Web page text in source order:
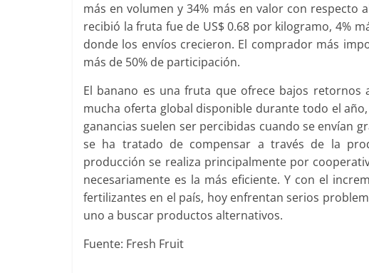
más en volumen y 34% más en valor con
recibió la fruta fue de US$ 0.68 por kilogramo, 4%
donde los envíos crecieron. El comprador más
más de 50% de participación.
El banano es una fruta que ofrece bajos
mucha oferta global disponible durante todo el
ganancias suelen ser percibidas cuando se envían
se ha tratado de compensar a través de la
producción se realiza principalmente por
necesariamente es la más eficiente. Y con el
fertilizantes en el país, hoy enfrentan serios
uno a buscar productos alternativos.
Fuente: Fresh Fruit